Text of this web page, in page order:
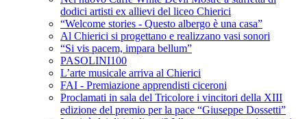
dodici artisti ex allievi del liceo Chierici
“Welcome stories - Questo albergo è una casa”
Al Chierici si progettano e realizzano vasi sonori
“Si vis pacem, impara bellum”
PASOLINI100
L’arte musicale arriva al Chierici
FAI - Premiazione apprendisti ciceroni
Proclamati in sala del Tricolore i vincitori della XIII
edizione del premio per la pace “Giuseppe Dossetti”